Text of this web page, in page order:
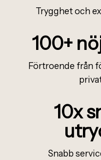
Trygghet och
100+ nö
Förtroende från
10x
Snabb